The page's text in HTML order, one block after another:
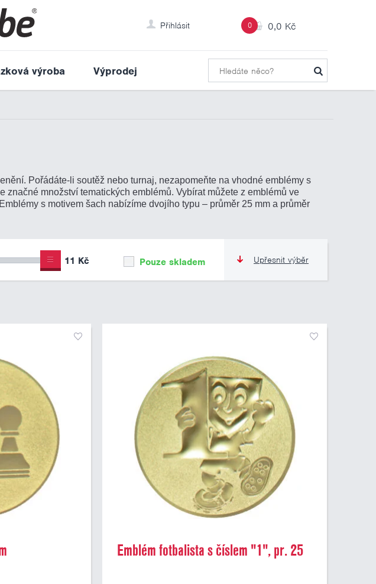
0 0,0 Kč
Přihlásit
výroba Výprodej
Pořádáte-li soutěž nebo turnaj, nezapomeňte na vhodné emblémy s
množství tematických emblémů. Vybírat můžete z emblémů ve
s motivem šach nabízíme dvojího typu – průměr 25 mm a průměr
Upřesnit výběr
Pouze skladem
11 Kč
Emblém fotbalista s číslem "1", pr. 25